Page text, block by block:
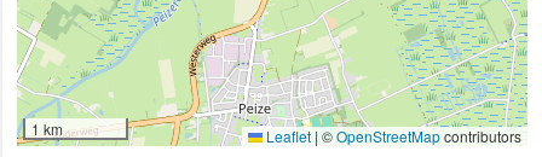
1 km Leaflet | ©OpenStreetMapcontributors